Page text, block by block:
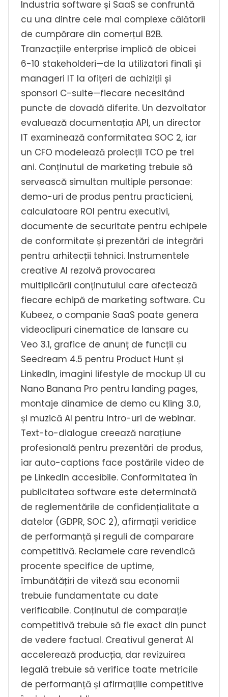
Industria software și SaaS se confruntă
cu una dintre cele mai complexe călătorii
de cumpărare din comerțul B2B.
Tranzacțiile enterprise implică de obicei
6-10 stakeholderi—de la utilizatori finali și
manageri IT la ofițeri de achiziții și
sponsori C-suite—fiecare necesitând
puncte de dovadă diferite. Un dezvoltator
evaluează documentația API, un director
IT examinează conformitatea SOC 2, iar
un CFO modelează proiecții TCO pe trei
ani. Conținutul de marketing trebuie să
servească simultan multiple personae:
demo-uri de produs pentru practicieni,
calculatoare ROI pentru executivi,
documente de securitate pentru echipele
de conformitate și prezentări de integrări
pentru arhitecții tehnici. Instrumentele
creative AI rezolvă provocarea
multiplicării conținutului care afectează
fiecare echipă de marketing software. Cu
Kubeez, o companie SaaS poate genera
videoclipuri cinematice de lansare cu
Veo 3.1, grafice de anunț de funcții cu
Seedream 4.5 pentru Product Hunt și
LinkedIn, imagini lifestyle de mockup UI cu
Nano Banana Pro pentru landing pages,
montaje dinamice de demo cu Kling 3.0,
și muzică AI pentru intro-uri de webinar.
Text-to-dialogue creează narațiune
profesională pentru prezentări de produs,
iar auto-captions face postările video de
pe LinkedIn accesibile. Conformitatea în
publicitatea software este determinată
de reglementările de confidențialitate a
datelor (GDPR, SOC 2), afirmații veridice
de performanță și reguli de comparare
competitivă. Reclamele care revendică
procente specifice de uptime,
îmbunătățiri de viteză sau economii
trebuie fundamentate cu date
verificabile. Conținutul de comparație
competitivă trebuie să fie exact din punct
de vedere factual. Creativul generat AI
accelerează producția, dar revizuirea
legală trebuie să verifice toate metricile
de performanță și afirmațiile competitive